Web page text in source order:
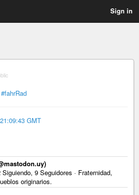
Sign in
#fahrRad
GMT
9 Seguidores · Fraternidad,
originarios.